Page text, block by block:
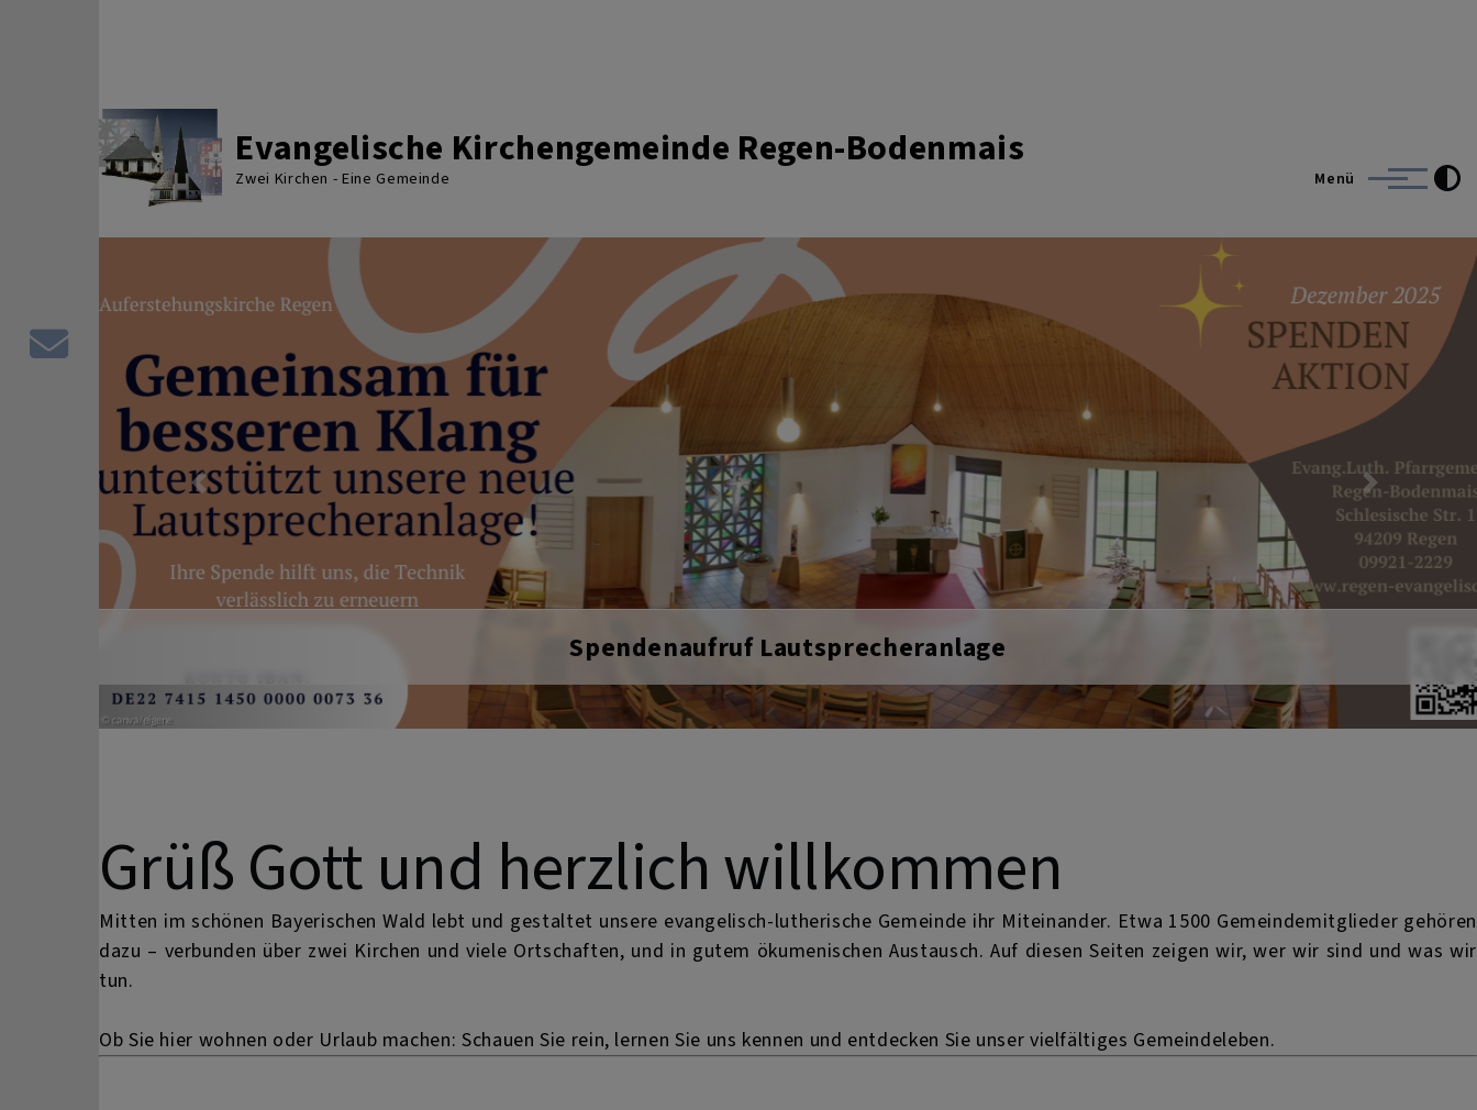
Evangelische Kirchengemeinde Regen-Bodenmais
Zwei Kirchen - Eine Gemeinde Menü
Auferstehungskirche
Previous Next
Grüß Gott und herzlich willkommen
Mitten im schönen Bayerischen Wald lebt und gestaltet unsere evangelisch-lutherische Gemeinde ihr Miteinander. Etwa 1500 Gemeindemitglieder gehören
dazu – verbunden über zwei Kirchen und viele Ortschaften, und in gutem ökumenischen Austausch. Auf diesen Seiten zeigen wir, wer wir sind und was wir
tun.
Ob Sie hier wohnen oder Urlaub machen: Schauen Sie rein, lernen Sie uns kennen und entdecken Sie unser vielfältiges Gemeindeleben.
Kontaktformular